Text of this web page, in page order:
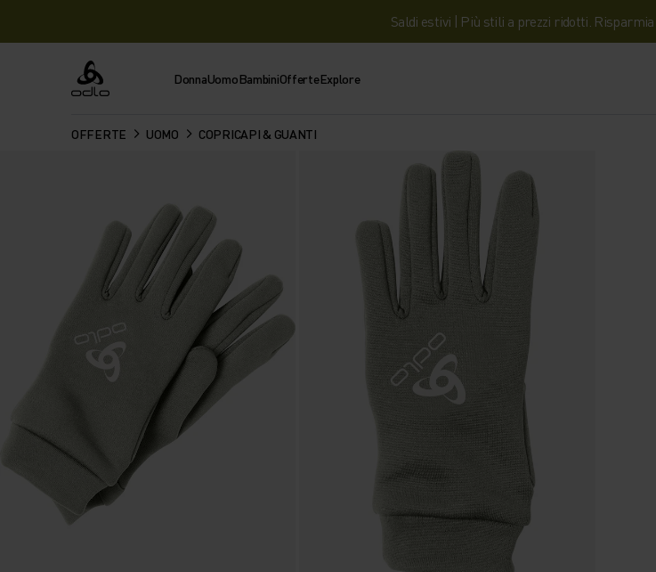
Saldi estivi | Più stili a prezzi ridotti. Risparmia
Odlo DonnaUomoBambiniOfferteExplore
OFFERTE UOMO COPRICAPI & GUANTI